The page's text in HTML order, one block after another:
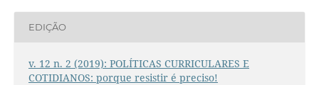
EDIÇÃO
v. 12 n. 2 (2019): POLÍTICAS CURRICULARES E
COTIDIANOS: porque resistir é preciso!